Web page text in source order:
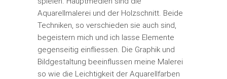
Aquarellmalerei und der Holzschnitt. Beide
Techniken, so verschieden sie auch sind,
begeistern mich und ich lasse Elemente
gegenseitig einfliessen. Die Graphik und
Bildgestaltung beeinflussen meine Malerei
so wie die Leichtigkeit der Aquarellfarben